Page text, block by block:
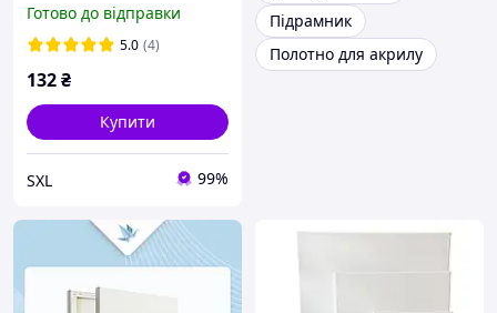
Готово до відправки
5.0 (4)
132₴
Купити
SXL 99%
Підрамник
Полотно для акрилу